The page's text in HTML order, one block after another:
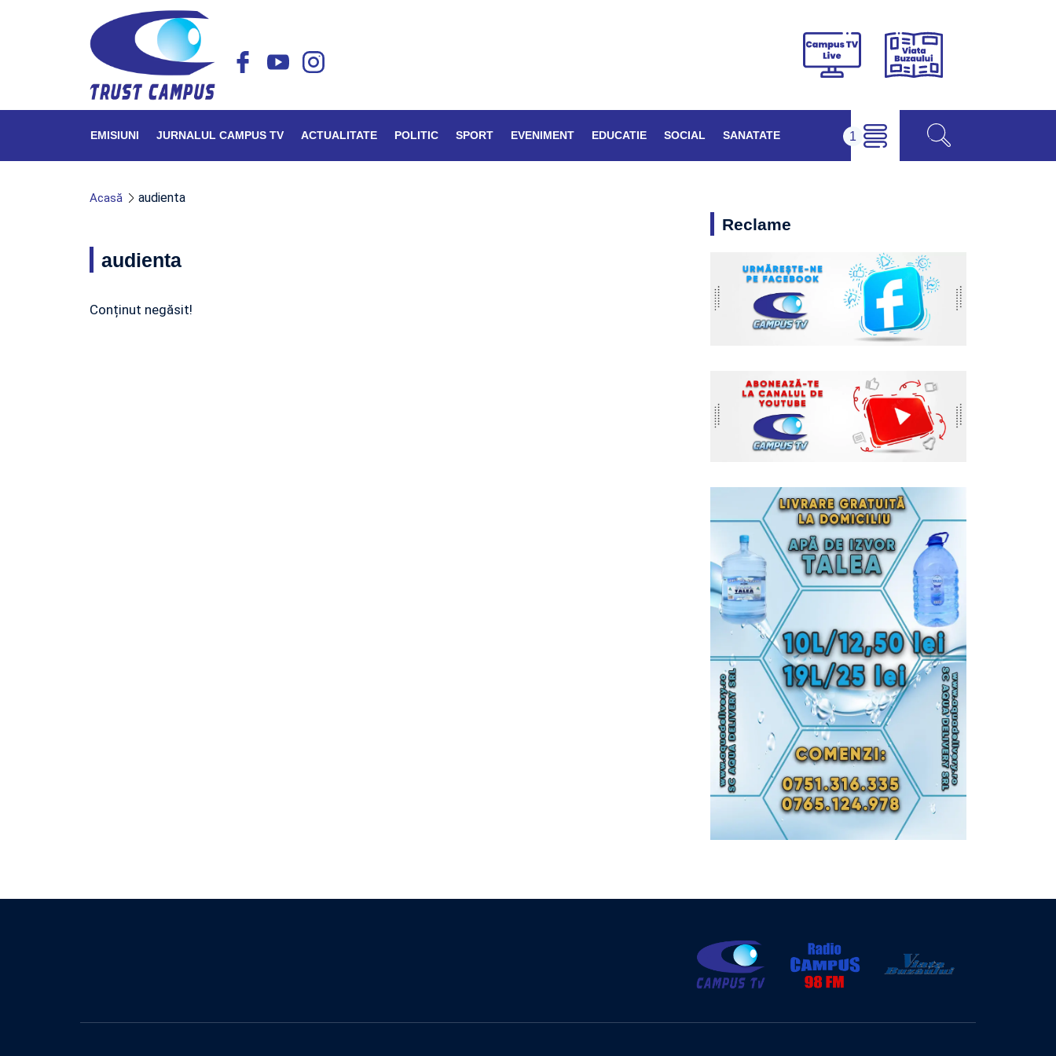
Campus
Viața
EMISIUNI JURNALUL CAMPUS TV ACTUALITATE POLITIC SPORT EVENIMENT EDUCATIE SOCIAL SANATATE
Acasă audienta
audienta
Conținut negăsit!
Reclame